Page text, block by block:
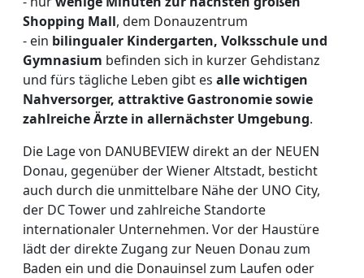
Shopping Mall, dem Donauzentrum
- ein bilingualer Kindergarten, Volksschule und
Gymnasium befinden sich in kurzer Gehdistanz
und fürs tägliche Leben gibt es alle wichtigen
Nahversorger, attraktive Gastronomie sowie
zahlreiche Ärzte in allernächster Umgebung.
Die Lage von DANUBEVIEW direkt an der NEUEN
Donau, gegenüber der Wiener Altstadt, besticht
auch durch die unmittelbare Nähe der UNO City,
der DC Tower und zahlreiche Standorte
internationaler Unternehmen. Vor der Haustüre
lädt der direkte Zugang zur Neuen Donau zum
Baden ein und die Donauinsel zum Laufen oder